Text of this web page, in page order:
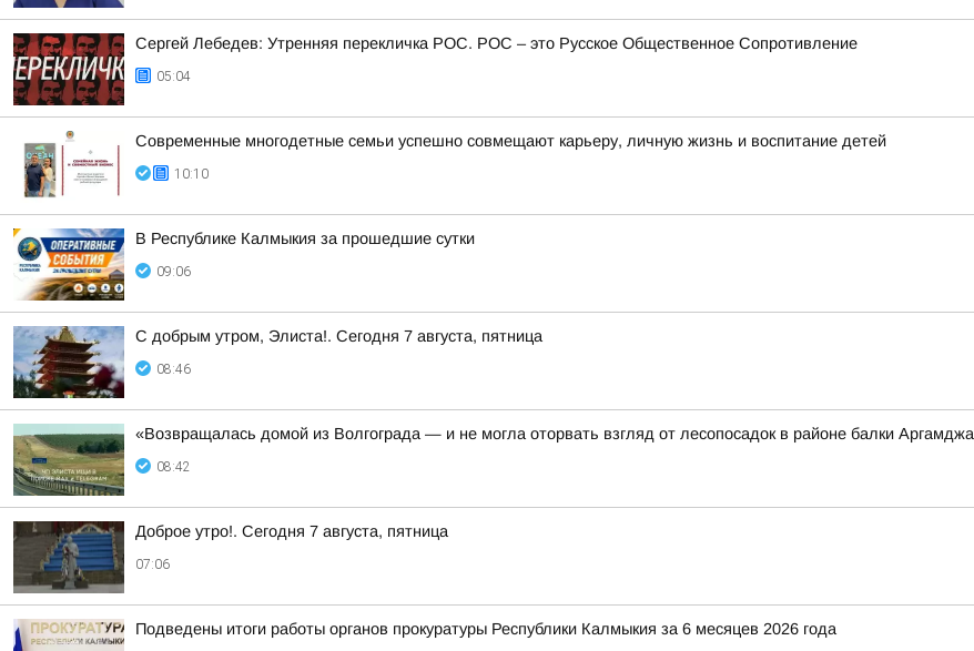
Сергей Лебедев: Утренняя перекличка РОС. РОС – это Русское Общественное Сопротивление
05:04
Современные многодетные семьи успешно совмещают карьеру, личную жизнь и воспитание детей
10:10
В Республике Калмыкия за прошедшие сутки
09:06
С добрым утром, Элиста!. Сегодня 7 августа, пятница
08:46
«Возвращалась домой из Волгограда — и не могла оторвать взгляд от лесопосадок в районе балки Аргамджа
08:42
Доброе утро!. Сегодня 7 августа, пятница
07:06
Подведены итоги работы органов прокуратуры Республики Калмыкия за 6 месяцев 2026 года